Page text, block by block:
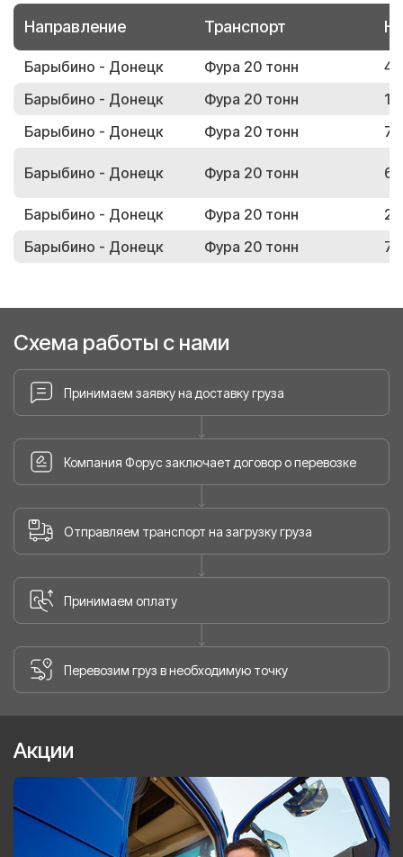
Направление Транспорт
Барыбино - Донецк Фура 20 тонн
Барыбино - Донецк
Фура 20 тонн
Барыбино - Донецк
Фура 20 тонн
Барыбино - Донецк Фура 20 тонн
Барыбино - Донецк Фура 20 тонн
Барыбино - Донецк
Фура 20 тонн
Схема работы с нами
Принимаем заявку на доставку груза
Компания Форус заключает договор о перевозке
Отправляем транспорт на загрузку груза
Принимаем оплату
Перевозим груз в необходимую точку
Акции